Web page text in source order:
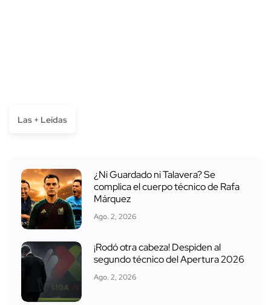
Las + Leídas
¿Ni Guardado ni Talavera? Se
complica el cuerpo técnico de Rafa
Márquez
Ago. 2, 2026
¡Rodó otra cabeza! Despiden al
segundo técnico del Apertura 2026
Ago. 2, 2026